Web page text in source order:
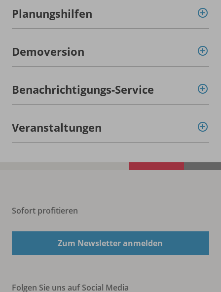
Planungshilfen
Demoversion
Benachrichtigungs-Service
Veranstaltungen
Sofort profitieren
Zum Newsletter anmelden
Folgen Sie uns auf Social Media